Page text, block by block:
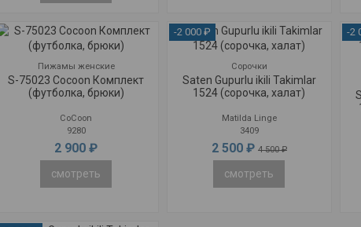
Пижамы женские
S-75023 Cocoon Комплект
(футболка, брюки)
CoCoon
9280
2 900 ₽
смотреть
-2 000 ₽
Сорочки
Saten Gupurlu ikili Takimlar
1524 (сорочка, халат)
Matilda Linge
3409
2 500 ₽ 4 500 ₽
смотреть
-2